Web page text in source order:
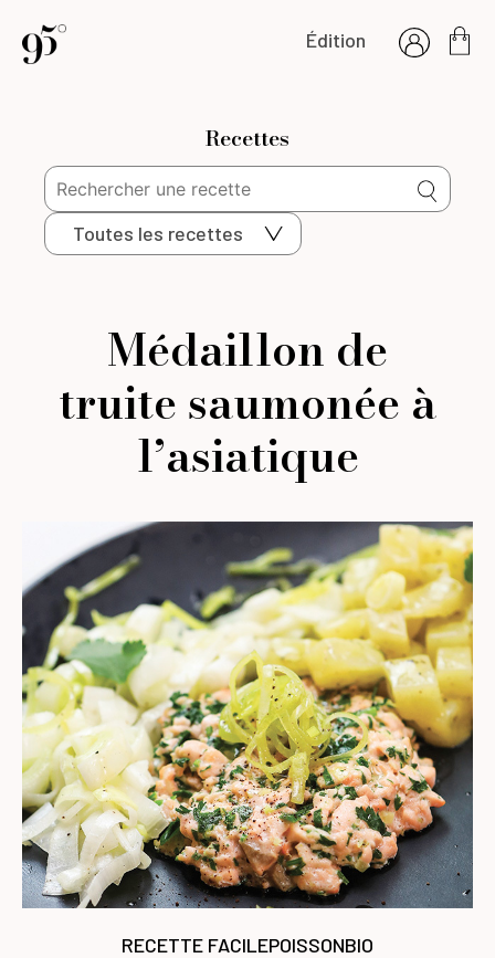
Édition
Recettes
Toutes les recettes
Médaillon de
truite saumonée à
l’asiatique
RECETTE FACILEPOISSONBIO